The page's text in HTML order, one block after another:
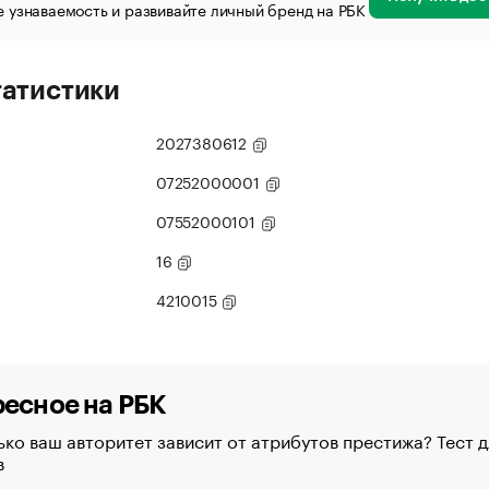
и развивайте личный бренд на РБК
2027380612
07252000001
07552000101
16
4210015
на РБК
ваш авторитет зависит от атрибутов престижа? Тест